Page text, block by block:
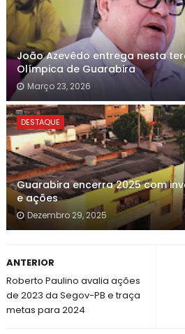
João Azevêdo entrega nesta
Olímpica de Guarabira
Março 23, 2026
DESTAQUE
Guarabira encerra 2025 com
e ações
Dezembro 29, 2025
ANTERIOR
Roberto Paulino avalia ações
de 2023 da Segov-PB e traça
metas para 2024